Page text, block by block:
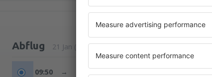
Abflug 21 Jan (Do.) FRA
09:50 → 13:40